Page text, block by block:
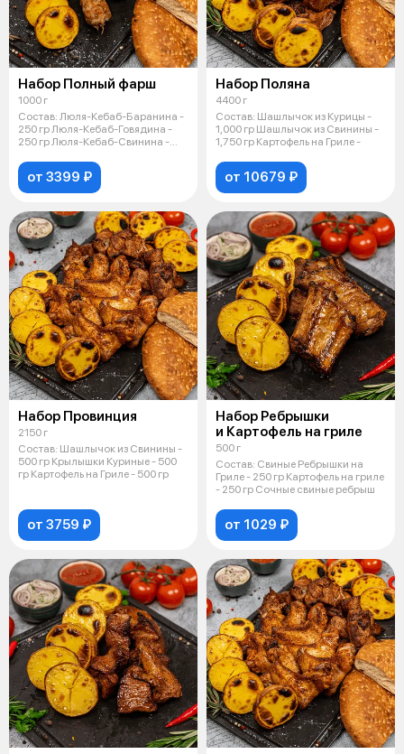
Набор Полный фарш
1000 г
Состав: Люля-Кебаб-Баранина -
250 гр Люля-Кебаб-Говядина -
250 гр Люля-Кебаб-Свинина -
от 3399 ₽
Набор Поляна
4400 г
Состав: Шашлычок из Курицы -
1,000 гр Шашлычок из Свинины -
1,750 гр Картофель на Гриле -
от 10679 ₽
Набор Провинция
2150 г
Состав: Шашлычок из Свинины -
500 гр Крылышки Куриные - 500
гр Картофель на Гриле - 500 гр
от 3759 ₽
Набор Ребрышки
и Картофель на гриле
500 г
Состав: Свиные Ребрышки на
Гриле - 250 гр Картофель на гриле
- 250 гр Сочные свиные ребрыш
от 1029 ₽